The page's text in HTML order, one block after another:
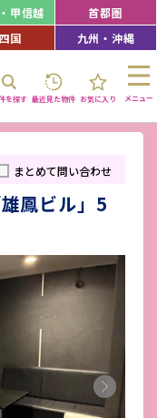
甲信越
首都圏
国 九州・沖縄
を探す 最近見た物件 お気に入り メニュー
まとめて問い合わせ
鳳ビル」5